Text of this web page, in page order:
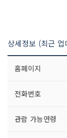
상세정보 (최근
홈페이지
전화번호
관람 가능연령